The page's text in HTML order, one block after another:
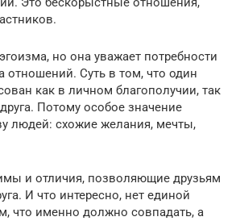
но она уважает потребности
отношений. Суть в том, что один
как в личном благополучии, так
Потому особое значение
людей: схожие желания, мечты,
и отличия, позволяющие друзьям
И что интересно, нет единой
что именно должно совпадать, а